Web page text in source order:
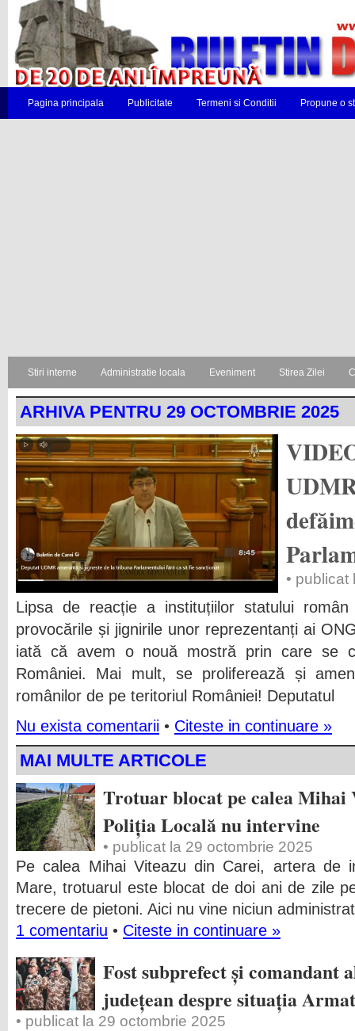
Pagina principala Publicitate Termeni si Conditii Propune o
Stiri interne Administratie locala Eveniment Stirea Zilei
ARHIVA PENTRU 29 OCTOMBRIE 2025
• publicat
Lipsa de reacție a instituțiilor statului
provocările și jignirile unor reprezentanți ai
iată că avem o nouă mostră prin care se
României. Mai mult, se proliferează și
românilor de pe teritoriul României! Deputatul
Nu exista comentarii • Citeste in continuare »
MAI MULTE ARTICOLE
Trotuar blocat pe calea
Poliția Locală nu intervine
• publicat la 29 octombrie 2025
Pe calea Mihai Viteazu din Carei, artera de
Mare, trotuarul este blocat de doi ani de zile
trecere de pietoni. Aici nu vine niciun
1 comentariu • Citeste in continuare »
Fost subprefect și
județean despre situația
• publicat la 29 octombrie 2025